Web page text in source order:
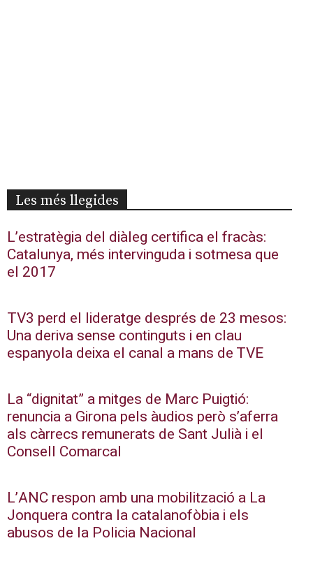
Les més llegides
L’estratègia del diàleg certifica el fracàs:
Catalunya, més intervinguda i sotmesa que
el 2017
TV3 perd el lideratge després de 23 mesos:
Una deriva sense continguts i en clau
espanyola deixa el canal a mans de TVE
La “dignitat” a mitges de Marc Puigtió:
renuncia a Girona pels àudios però s’aferra
als càrrecs remunerats de Sant Julià i el
Consell Comarcal
L’ANC respon amb una mobilització a La
Jonquera contra la catalanofòbia i els
abusos de la Policia Nacional